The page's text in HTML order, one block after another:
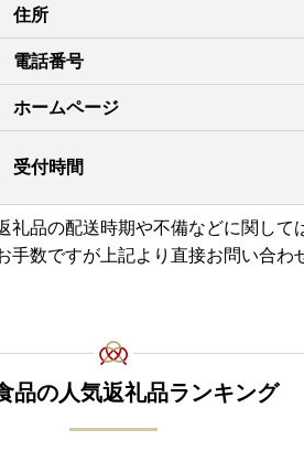
住所
電話番号
ホームページ
受付時間
礼品の配送時期や不備などに関して
手数ですが上記より直接お問い合わ
品の人気返礼品ランキング